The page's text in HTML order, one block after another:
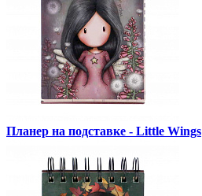
Планер на подставке - Little Wings